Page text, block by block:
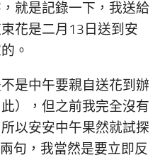
就是記錄一下，我送給
花是二月13日送到安
。
是中午要親自送花到辦
），但之前我完全沒有
以安安中午果然就試探
句，我當然是要立即反